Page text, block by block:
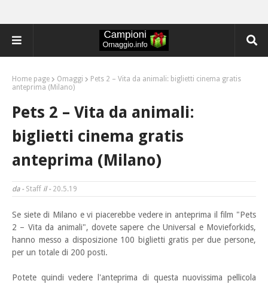
Home page Omaggi
Pets 2 – Vita da animali: biglietti cinema gratis
anteprima (Milano)
Pets 2 – Vita da animali:
biglietti cinema gratis
anteprima (Milano)
da - Staff il - 20.5.19
Se siete di Milano e vi piacerebbe vedere in anteprima il film "Pets
2 – Vita da animali", dovete sapere che Universal e Movieforkids,
hanno messo a disposizione 100 biglietti gratis per due persone,
per un totale di 200 posti.
Potete quindi vedere l'anteprima di questa nuovissima pellicola